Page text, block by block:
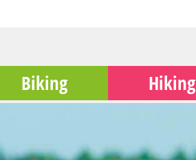
Biking Hiking